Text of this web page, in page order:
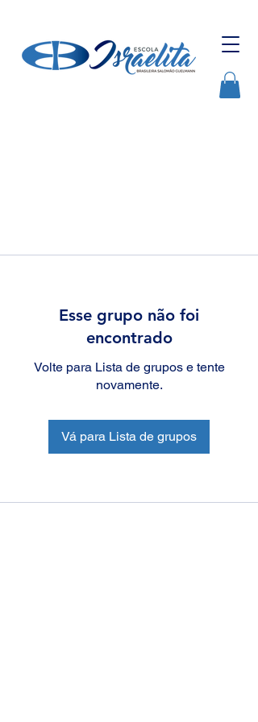
Esse grupo não foi
encontrado
Volte para Lista de grupos e tente
novamente.
Vá para Lista de grupos